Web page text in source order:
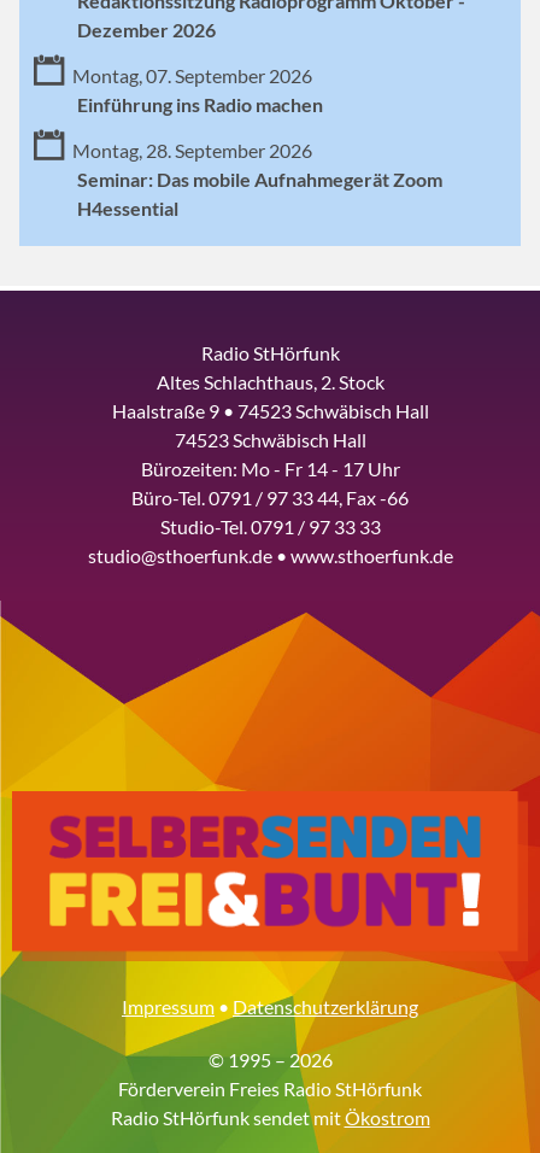
Dezember 2026
Montag, 07. September 2026
Einführung ins Radio machen
Montag, 28. September 2026
Seminar: Das mobile Aufnahmegerät Zoom
H4essential
Radio StHörfunk
Altes Schlachthaus, 2. Stock
Haalstraße 9 • 74523 Schwäbisch Hall
74523 Schwäbisch Hall
Bürozeiten: Mo - Fr 14 - 17 Uhr
Büro-Tel. 0791 / 97 33 44, Fax -66
Studio-Tel. 0791 / 97 33 33
studio@sthoerfunk.de • www.sthoerfunk.de
Impressum • Datenschutzerklärung
© 1995 – 2026
Förderverein Freies Radio StHörfunk
Radio StHörfunk sendet mitÖkostrom